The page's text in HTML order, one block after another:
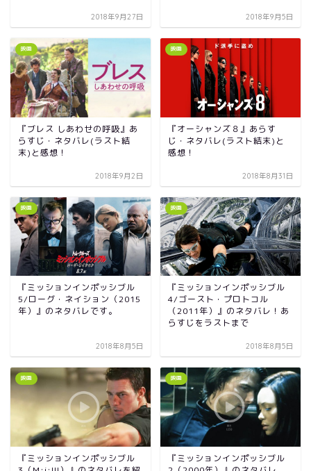
2018年9月27日 2018年9月5日
映画
『ブレス しあわせの呼吸』あ
らすじ・ネタバレ(ラスト結
末)と感想！
2018年9月2日
映画
『オーシャンズ８』あらす
じ・ネタバレ(ラスト結末)と
感想！
2018年8月31日
映画
『ミッションインポッシブル
5/ローグ・ネイション（2015
年）』のネタバレです。
2018年8月5日
映画
『ミッションインポッシブル
4/ゴースト・プロトコル
（2011年）』のネタバレ！あ
らすじをラストまで
2018年8月5日
映画
『ミッションインポッシブル
映画
『ミッションインポッシブル